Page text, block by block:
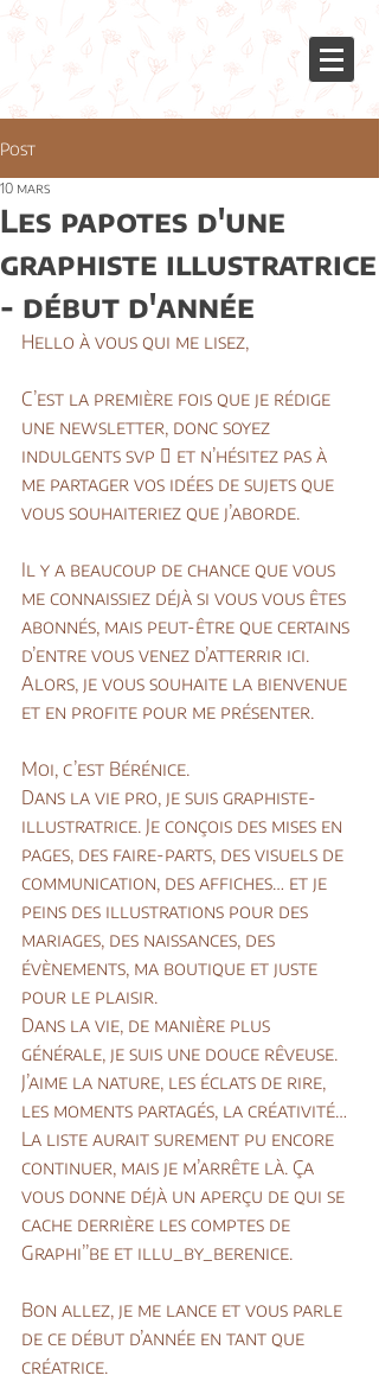
Post
Les papotes d'une
graphiste illustratrice
- début d'année
10 mars
Hello à vous qui me lisez,
C’est la première fois que je rédige
une newsletter, donc soyez
indulgents svp  et n’hésitez pas à
me partager vos idées de sujets que
vous souhaiteriez que j’aborde.
Il y a beaucoup de chance que vous
me connaissiez déjà si vous vous êtes
abonnés, mais peut-être que certains
d’entre vous venez d’atterrir ici.
Alors, je vous souhaite la bienvenue
et en profite pour me présenter.
Moi, c’est Bérénice.
Dans la vie pro, je suis graphiste-
illustratrice. Je conçois des mises en
pages, des faire-parts, des visuels de
communication, des affiches… et je
peins des illustrations pour des
mariages, des naissances, des
évènements, ma boutique et juste
pour le plaisir.
Dans la vie, de manière plus
générale, je suis une douce rêveuse.
J’aime la nature, les éclats de rire,
les moments partagés, la créativité…
La liste aurait surement pu encore
continuer, mais je m’arrête là. Ça
vous donne déjà un aperçu de qui se
cache derrière les comptes de
Graphi’’be et illu_by_berenice.
Bon allez, je me lance et vous parle
de ce début d’année en tant que
créatrice.